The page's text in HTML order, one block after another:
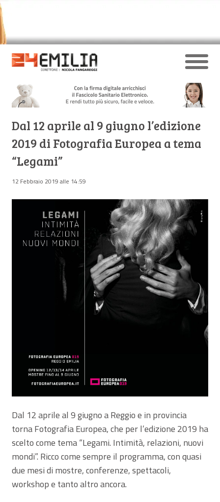
Dal 12 aprile al 9 giugno l’edizione
2019 di Fotografia Europea a tema
“Legami”
12 Febbraio 2019 alle 14:59
Dal 12 aprile al 9 giugno a Reggio e in provincia
torna Fotografia Europea, che per l’edizione 2019 ha
scelto come tema “Legami. Intimità, relazioni, nuovi
mondi”. Ricco come sempre il programma, con quasi
due mesi di mostre, conferenze, spettacoli,
workshop e tanto altro ancora.